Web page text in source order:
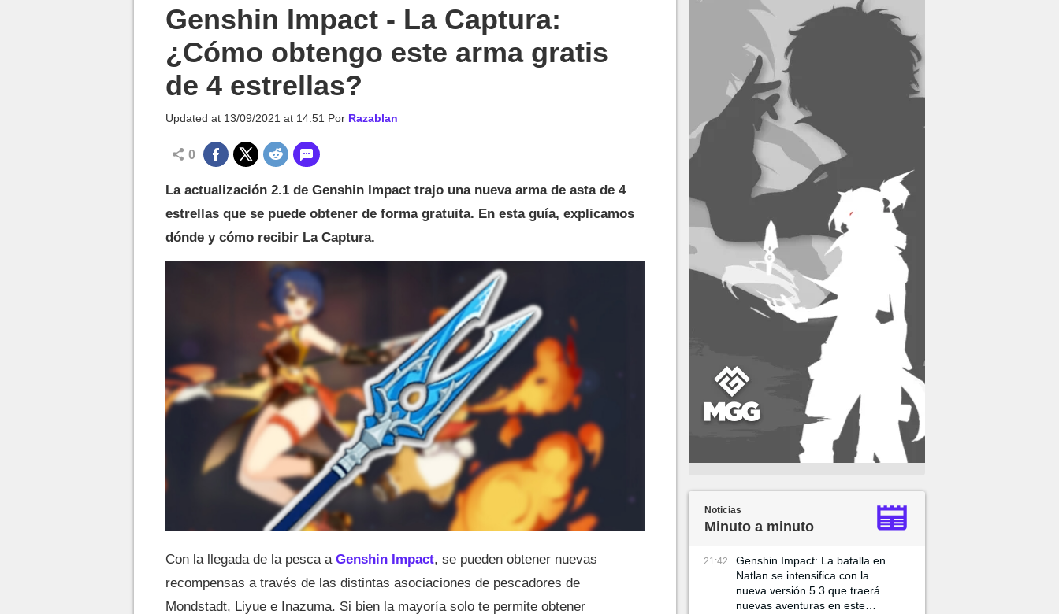
Genshin Impact - La Captura:
¿Cómo obtengo este arma gratis
de 4 estrellas?
Updated at 13/09/2021 at 14:51 Por Razablan
0
La actualización 2.1 de Genshin Impact trajo una nueva arma de asta de 4
estrellas que se puede obtener de forma gratuita. En esta guía, explicamos
dónde y cómo recibir La Captura.
Con la llegada de la pesca a Genshin Impact, se pueden obtener nuevas
recompensas a través de las distintas asociaciones de pescadores de
Mondstadt, Liyue e Inazuma. Si bien la mayoría solo te permite obtener
Noticias
Minuto a minuto
21:42
Genshin Impact: La batalla en
Natlan se intensifica con la
nueva versión 5.3 que traerá
nuevas aventuras en este